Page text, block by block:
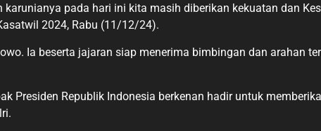
pada hari ini kita masih diberikan kekuatan dan
2024, Rabu (11/12/24).
Ia beserta jajaran siap menerima bimbingan dan arahan
Presiden Republik Indonesia berkenan hadir untuk